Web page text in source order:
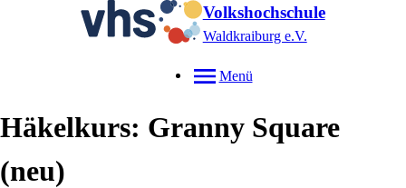
Volkshochschule
Waldkraiburg e.V.
Menü
Häkelkurs: Granny Square
neu